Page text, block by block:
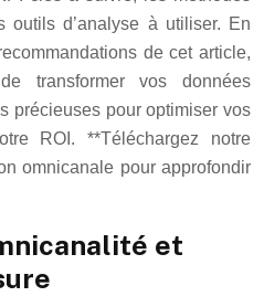
outils d’analyse à utiliser. En
de cet article,
transformer vos données
précieuses pour optimiser vos
ROI. **Téléchargez notre
omnicanale pour approfondir
et